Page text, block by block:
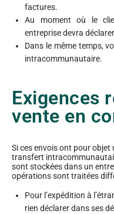
factures.
Au moment où le
entreprise devra
Dans le même temps,
intracommunautaire.
Exigences
vente en
Si ces envois ont pour objet
transfert
sont stockées dans un
opérations sont traitées
Pour l’expédition à
rien déclarer dans ses